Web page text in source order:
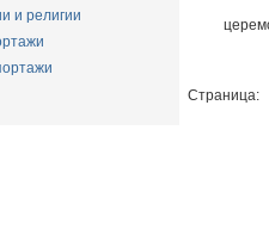
и религии
Страница: